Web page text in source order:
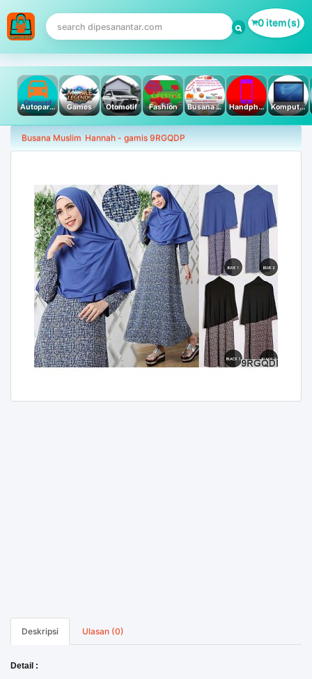
0 item(s)
Autoparts Games Otomotif Fashion Busana Muslim Handphone & Tablet Komputer PC & Laptop
Busana Muslim Hannah - gamis 9RGQDP
Deskripsi Ulasan (0)
Detail :